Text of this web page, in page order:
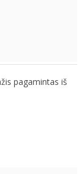
pagamintas iš